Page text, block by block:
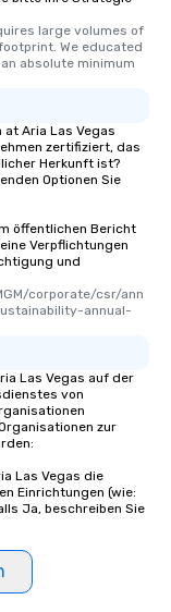
large volumes of
We educated
absolute minimum
at Aria Las Vegas
zertifiziert, das
Herkunft ist?
Optionen Sie
öffentlichen Bericht
Verpflichtungen
und
corporate/csr/ann
annual-
Las Vegas auf der
von
zur
Las Vegas die
Einrichtungen (wie:
Ja, beschreiben Sie